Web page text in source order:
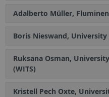
Adalberto Müller,
Boris Nieswand, University
Ruksana Osman,
(WITS)
Kristell Pech Oxte,